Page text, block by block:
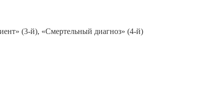
(3-й), «Смертельный диагноз» (4-й)